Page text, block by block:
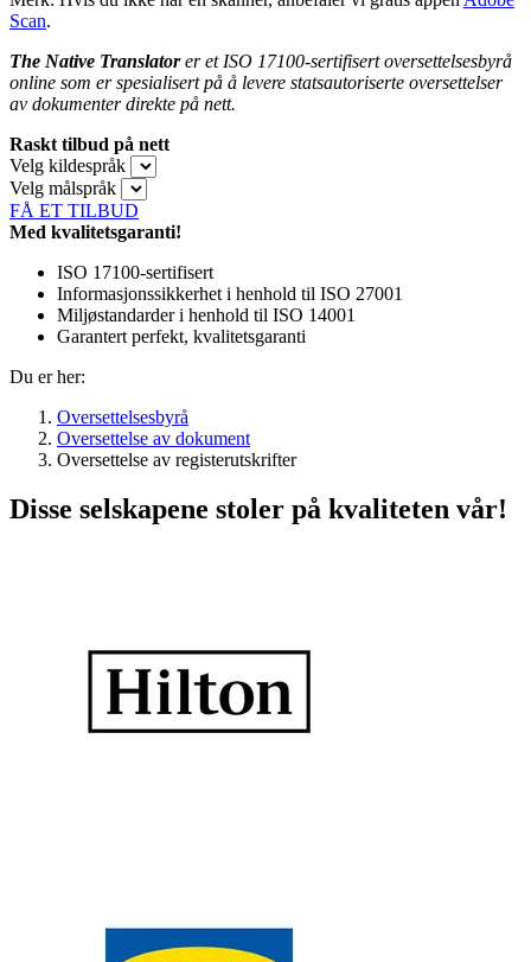
Scan.
The Native Translatorer et ISO 17100-sertifisert oversettelsesbyrå
online som er spesialisert på å levere statsautoriserte oversettelser
av dokumenterdirekte på nett.
Raskt tilbud på nett
Velg kildespråk
Velg målspråk
FÅ ET TILBUD
Med kvalitetsgaranti!
ISO 17100-sertifisert
Informasjonssikkerhet i henhold til ISO 27001
Miljøstandarder i henhold til ISO 14001
Garantert perfekt, kvalitetsgaranti
Du er her:
Oversettelsesbyrå
Oversettelse av dokument
Oversettelse av registerutskrifter
Disse selskapene stoler på kvaliteten vår!